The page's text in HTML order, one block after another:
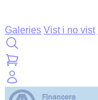
Galeries Vist i no vist